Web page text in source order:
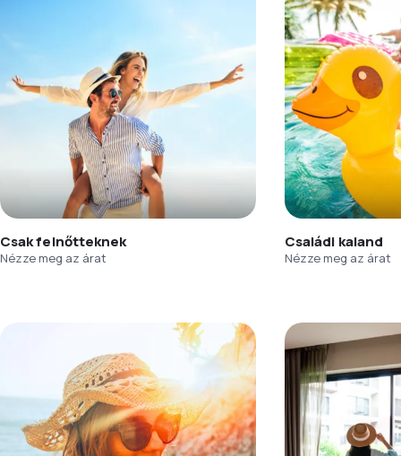
Csak felnőtteknek
Nézze meg az árat
Családi kaland
Nézze meg az árat